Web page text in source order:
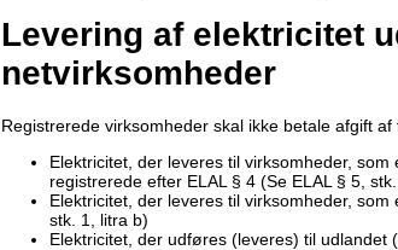
Levering af elektricitet
netvirksomheder
Registrerede virksomheder skal ikke betale afgift
Elektricitet, der leveres til virksomheder,
registrerede efter ELAL § 4 (Se ELAL § 5,
Elektricitet, der leveres til virksomheder,
stk. 1, litra b)
Elektricitet, der udføres (leveres) til udlandet